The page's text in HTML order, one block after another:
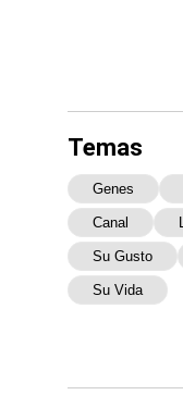
Temas
Genes
Canal
Su Gusto
Su Vida